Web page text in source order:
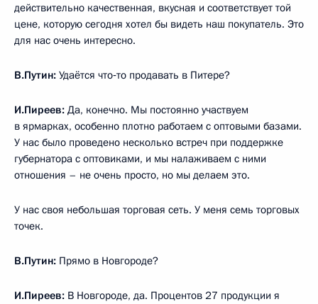
действительно качественная, вкусная и соответствует той
цене, которую сегодня хотел бы видеть наш покупатель. Это
для нас очень интересно.
В.Путин: Удаётся что‑то продавать в Питере?
И.Пиреев: Да, конечно. Мы постоянно участвуем
в ярмарках, особенно плотно работаем с оптовыми базами.
У нас было проведено несколько встреч при поддержке
губернатора с оптовиками, и мы налаживаем с ними
отношения – не очень просто, но мы делаем это.
У нас своя небольшая торговая сеть. У меня семь торговых
точек.
В.Путин: Прямо в Новгороде?
И.Пиреев: В Новгороде, да. Процентов 27 продукции я